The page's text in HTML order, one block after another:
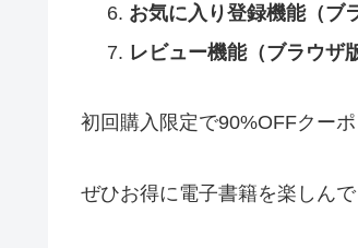
お気に入り登録機能（ブ
レビュー機能（ブラウザ
初回購入限定で90%OFFクーポ
ぜひお得に電子書籍を楽しんで